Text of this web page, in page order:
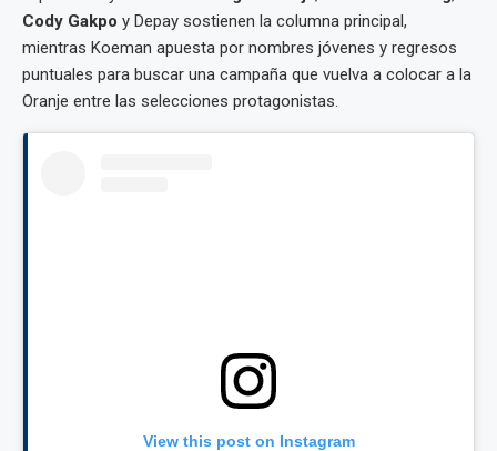
Cody Gakpo y Depay sostienen la columna principal,
mientras Koeman apuesta por nombres jóvenes y regresos
puntuales para buscar una campaña que vuelva a colocar a la
Oranje entre las selecciones protagonistas.
View this post on Instagram